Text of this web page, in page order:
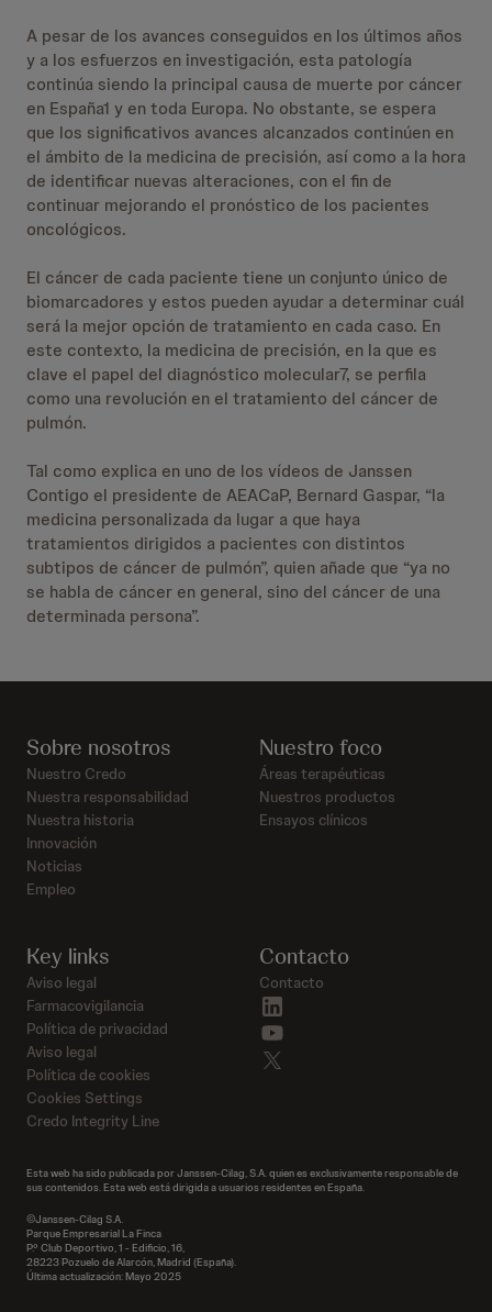
A pesar de los avances conseguidos en los últimos años
y a los esfuerzos en investigación, esta patología
continúa siendo la principal causa de muerte por cáncer
en España1 y en toda Europa. No obstante, se espera
que los significativos avances alcanzados continúen en
el ámbito de la medicina de precisión, así como a la hora
de identificar nuevas alteraciones, con el fin de
continuar mejorando el pronóstico de los pacientes
oncológicos.
El cáncer de cada paciente tiene un conjunto único de
biomarcadores y estos pueden ayudar a determinar cuál
será la mejor opción de tratamiento en cada caso. En
este contexto, la medicina de precisión, en la que es
clave el papel del diagnóstico molecular7, se perfila
como una revolución en el tratamiento del cáncer de
pulmón.
Tal como explica en uno de los vídeos de Janssen
Contigo el presidente de AEACaP, Bernard Gaspar, “la
medicina personalizada da lugar a que haya
tratamientos dirigidos a pacientes con distintos
subtipos de cáncer de pulmón”, quien añade que “ya no
se habla de cáncer en general, sino del cáncer de una
determinada persona”.
Sobre nosotros
Nuestro Credo
Nuestra responsabilidad
Nuestra historia
Innovación
Noticias
Empleo
Nuestro foco
Áreas terapéuticas
Nuestros productos
Ensayos clínicos
Contacto
Contacto
Key links
Aviso legal
Farmacovigilancia
Política de privacidad
Aviso legal
Política de cookies
Cookies Settings
Credo Integrity Line
Esta web ha sido publicada por Janssen-Cilag, S.A. quien es exclusivamente responsable de
sus contenidos. Esta web está dirigida a usuarios residentes en España.
©Janssen-Cilag S.A.
Parque Empresarial La Finca
P.º Club Deportivo, 1 - Edificio, 16,
28223 Pozuelo de Alarcón, Madrid (España).
Última actualización: Mayo 2025